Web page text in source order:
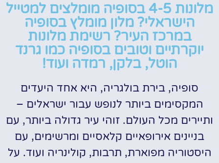
מלונות 4-5 בסופיה מומלצים למטייל
הישראלי? מלון מומלץ בסופיה
במרכז העיר? רשימת מלונות
יוקרתיים וטובים בסופיה כמו גרנד
הוטל, בלקן, רמדה ועוד!
סופיה, בירת בולגריה, היא אחד היעדים
המקסימים ביותר לנופש עבור ישראלים –
ותיירים מכל העולם. זוהי עיר גדולה ביותר, עם
בניינים אירופאיים קלאסיים ומרשימים, עם
היסטוריה מפוארת, תרבות, קולינריה ועוד. על